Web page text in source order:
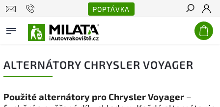
POPTÁVKA
Hledat
ALTERNÁTORY CHRYSLER VOYAGER
Použité alternátory pro Chrysler Voyager –